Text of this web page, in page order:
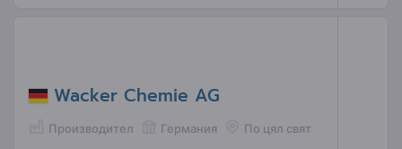
Wacker Chemie AG
Производител Германия По цял свят